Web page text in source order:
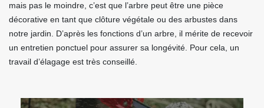
mais pas le moindre, c’est que l’arbre peut être une pièce
décorative en tant que clôture végétale ou des arbustes dans
notre jardin. D’après les fonctions d’un arbre, il mérite de recevoir
un entretien ponctuel pour assurer sa longévité. Pour cela, un
travail d’élagage est très conseillé.